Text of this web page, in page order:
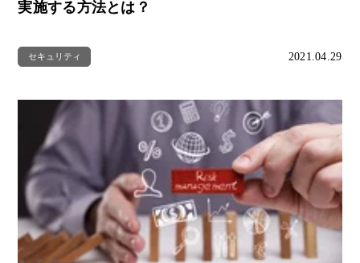
実施する方法とは？
セキュリティ 2021.04.29